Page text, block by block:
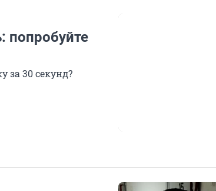
попробуйте
30 секунд?